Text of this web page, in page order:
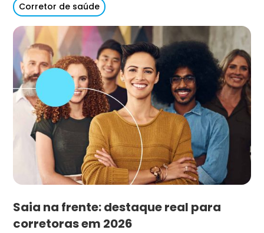
Corretor de saúde
Saia na frente: destaque real para
corretoras em 2026